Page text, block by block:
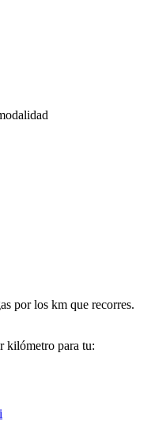
por los km que recorres.
kilómetro para tu: